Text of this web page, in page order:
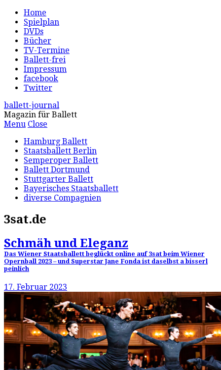
Home
Spielplan
DVDs
Bücher
TV-Termine
Ballett-frei
Impressum
facebook
Twitter
ballett-journal
Magazin für Ballett
Menu Close
Hamburg Ballett
Staatsballett Berlin
Semperoper Ballett
Ballett Dortmund
Stuttgarter Ballett
Bayerisches Staatsballett
diverse Compagnien
3sat.de
Schmäh und Eleganz
Das Wiener Staatsballett beglückt online auf 3sat beim Wiener
Opernball 2023 – und Superstar Jane Fonda ist daselbst a bisserl
peinlich
17. Februar 2023